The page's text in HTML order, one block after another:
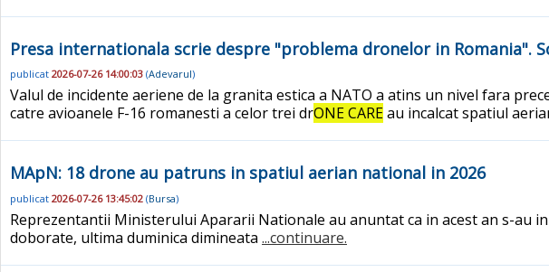
Presa internationala scrie despre "problema dronelor in
publicat 2026-07-26 14:00:03 (Adevarul)
Valul de incidente aeriene de la granita estica a NATO a atins un nivel fara
catre avioanele F-16 romanesti a celor trei drONE CAREau incalcat spatiul
MApN: 18 drone au patruns in spatiul aerian national in 2026
publicat 2026-07-26 13:45:02 (Bursa)
Reprezentantii Ministerului Apararii Nationale au anuntat ca in acest an s-au
doborate, ultima duminica dimineata ...continuare.